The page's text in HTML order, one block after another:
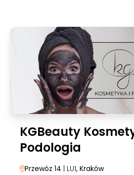
KGBeauty
Podologia
Przewóz 14 | LU1, Kraków